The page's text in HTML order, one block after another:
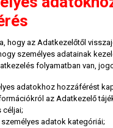
hogy az Adatkezelőtől
személyes adatainak
folyamatban van,
adatokhoz hozzáférést
az Adatkezelő
céljai;
adatok kategóriái;